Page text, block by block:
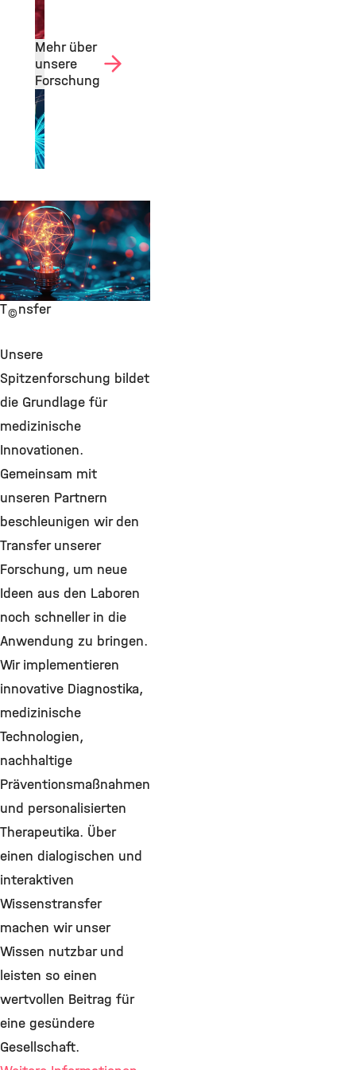
Mehr über
unsere
Forschung
Transfer
Unsere
Spitzenforschung bildet
die Grundlage für
medizinische
Innovationen.
Gemeinsam mit
unseren Partnern
beschleunigen wir den
Transfer unserer
Forschung, um neue
Ideen aus den Laboren
noch schneller in die
Anwendung zu bringen.
Wir implementieren
innovative Diagnostika,
medizinische
Technologien,
nachhaltige
Präventionsmaßnahmen
und personalisierten
Therapeutika. Über
einen dialogischen und
interaktiven
Wissenstransfer
machen wir unser
Wissen nutzbar und
leisten so einen
wertvollen Beitrag für
eine gesündere
Gesellschaft.
©